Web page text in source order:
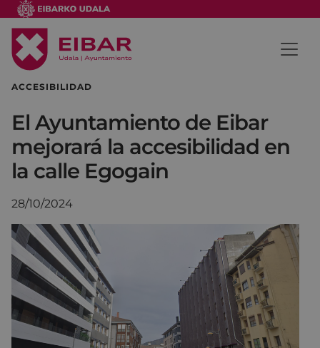
ACCESIBILIDAD
El Ayuntamiento de Eibar
mejorará la accesibilidad en
la calle Egogain
28/10/2024